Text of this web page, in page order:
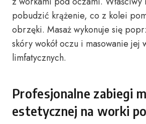
pobudzić krążenie, co z kolei
obrzęki. Masaż wykonuje się
skóry wokół oczu i masowanie jej
limfatycznych.
Profesjonalne zabiegi
estetycznej na worki